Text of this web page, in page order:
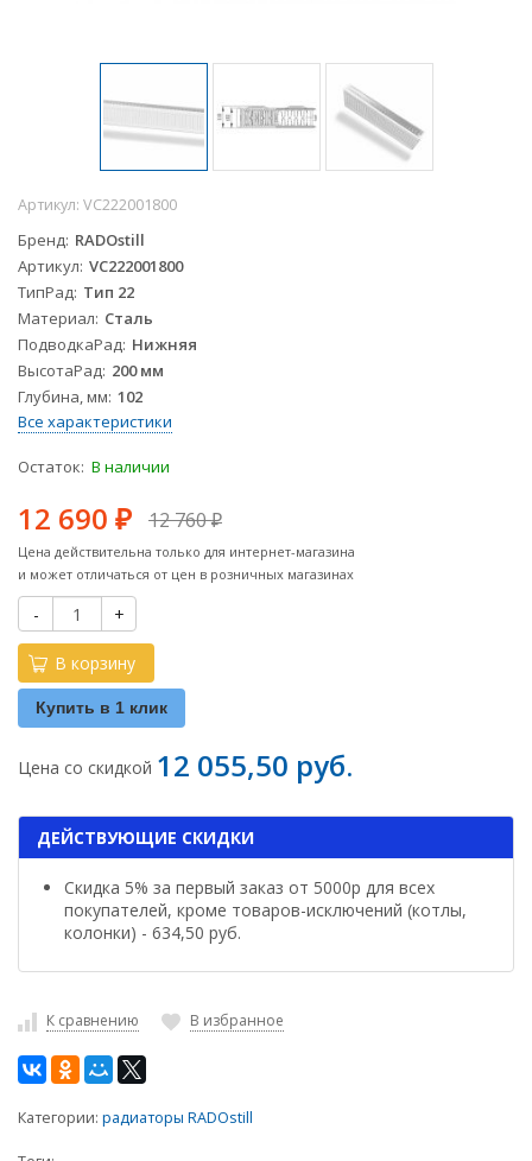
Артикул: VC222001800
Бренд RADOstill
Артикул VC222001800
ТипРад Тип 22
Материал Сталь
ПодводкаРад Нижняя
ВысотаРад 200 мм
Глубина, мм 102
Все характеристики
Остаток: В наличии
12 690 ₽ 12 760₽
Цена действительна только для интернет-магазина
и может отличаться от цен в розничных магазинах
- +
В корзину
Купить в 1 клик
Цена со скидкой 12 055,50 руб.
ДЕЙСТВУЮЩИЕ СКИДКИ
Скидка 5% за первый заказ от 5000р для всех
покупателей, кроме товаров-исключений (котлы,
колонки) - 634,50 руб.
К сравнению В избранное
Категории: радиаторы RADOstill